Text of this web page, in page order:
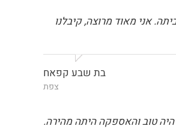
אני מאוד מרוצה, קיבלנו
בת שבע קפאח
צפת
טוב והאספקה היתה מהירה.